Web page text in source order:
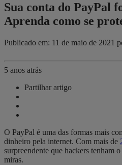
Sua conta do PayPal
Aprenda como se
Publicado em: 11 de maio de 2021
5 anos atrás
Partilhar artigo
O PayPal é uma das formas mais
dinheiro pela internet. Com mais de
surpreendente que hackers tenham
miras.